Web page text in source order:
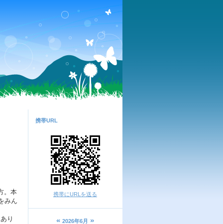
。本
みん
り
携帯URL
携帯にURLを送る
« 2026年6月 »